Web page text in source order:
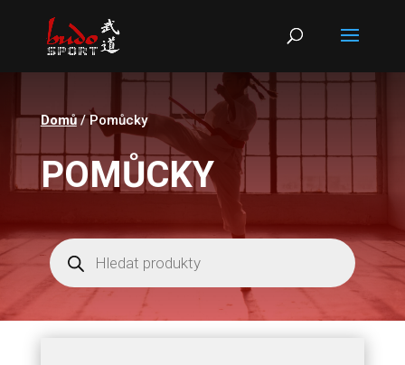
Products
search
Domů/ Pomůcky
POMŮCKY
Products
search